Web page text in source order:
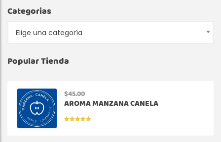
Categorias
Elige una categoría
Popular Tienda
$45.00
AROMA MANZANA CANELA